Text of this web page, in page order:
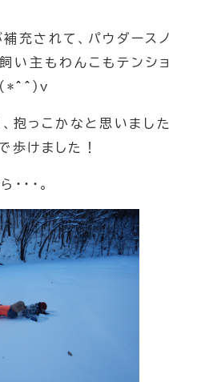
充されて、パウダースノ
い主もわんこもテンショ
(*^^)v
抱っこかなと思いました
歩けました！
・・。